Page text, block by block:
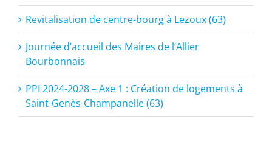
Revitalisation de centre-bourg à Lezoux (63)
Journée d’accueil des Maires de l’Allier
Bourbonnais
PPI 2024-2028 – Axe 1 : Création de logements à
Saint-Genès-Champanelle (63)